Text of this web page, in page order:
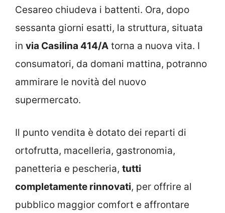
Cesareo chiudeva i battenti. Ora, dopo
sessanta giorni esatti, la struttura, situata
in via Casilina 414/A torna a nuova vita. I
consumatori, da domani mattina, potranno
ammirare le novità del nuovo
supermercato.
Il punto vendita è dotato dei reparti di
ortofrutta, macelleria, gastronomia,
panetteria e pescheria, tutti
completamente rinnovati, per offrire al
pubblico maggior comfort e affrontare